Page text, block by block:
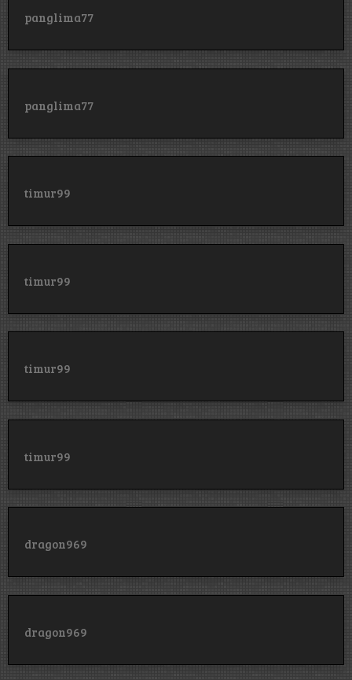
panglima77
panglima77
timur99
timur99
timur99
timur99
dragon969
dragon969